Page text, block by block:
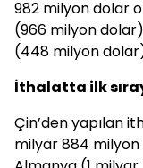
982 milyon dolar
(966 milyon
(448 milyon
İthalatta ilk
Çin’den yapılan
milyar 884 milyon